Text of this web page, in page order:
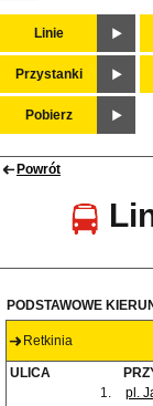
Linie
Przystanki
Pobierz
Powrót
PODSTAWOWE
Retkinia
ULICA
1.
pl.